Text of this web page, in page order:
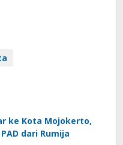
ke Kota Mojokerto,
dari Rumija